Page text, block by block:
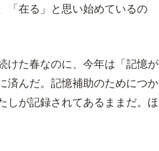
「在る」と思い始めているの
けた春なのに、今年は「記憶が
済んだ。記憶補助のためにつか
しが記録されてあるままだ。ほ